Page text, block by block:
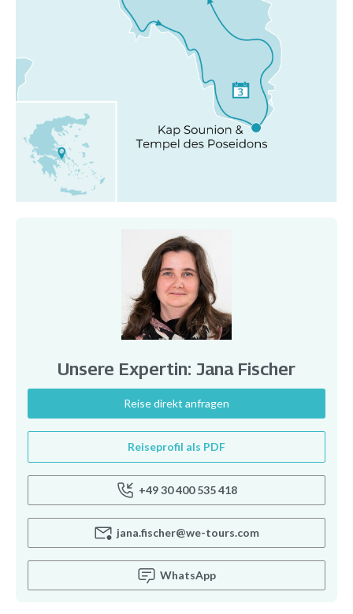
Unsere Expertin: Jana Fischer
Reise direkt anfragen
Reiseprofil als PDF
+49 30 400 535 418
jana.fischer@we-tours.com
WhatsApp